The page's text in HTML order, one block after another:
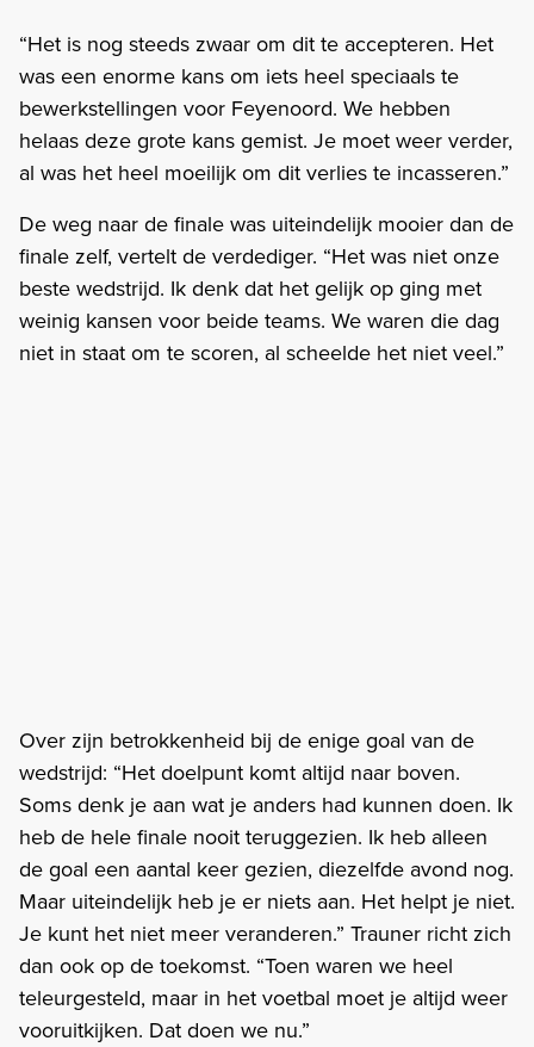
“Het is nog steeds zwaar om dit te accepteren. Het
was een enorme kans om iets heel speciaals te
bewerkstellingen voor Feyenoord. We hebben
helaas deze grote kans gemist. Je moet weer verder,
al was het heel moeilijk om dit verlies te incasseren.”
De weg naar de finale was uiteindelijk mooier dan de
finale zelf, vertelt de verdediger. “Het was niet onze
beste wedstrijd. Ik denk dat het gelijk op ging met
weinig kansen voor beide teams. We waren die dag
niet in staat om te scoren, al scheelde het niet veel.”
Over zijn betrokkenheid bij de enige goal van de
wedstrijd: “Het doelpunt komt altijd naar boven.
Soms denk je aan wat je anders had kunnen doen. Ik
heb de hele finale nooit teruggezien. Ik heb alleen
de goal een aantal keer gezien, diezelfde avond nog.
Maar uiteindelijk heb je er niets aan. Het helpt je niet.
Je kunt het niet meer veranderen.” Trauner richt zich
dan ook op de toekomst. “Toen waren we heel
teleurgesteld, maar in het voetbal moet je altijd weer
vooruitkijken. Dat doen we nu.”